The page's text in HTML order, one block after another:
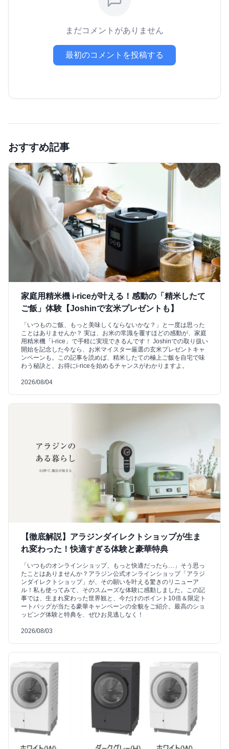
まだコメントがありません
最初のコメントを投稿する
おすすめ記事
家庭用精米機 i-riceが叶える！感動の「精米したて
ご飯」体験【Joshinで玄米プレゼントも】
「いつものご飯、もっと美味しくならないかな？」と一度は思った
ことはありませんか？ 実は、お米の常識を覆すほどの感動が、家庭
用精米機「i-rice」で手軽に実現できるんです！ Joshinでの取り扱い
開始を記念した今なら、お米マイスター厳選の玄米プレゼントキャ
ンペーンも。この記事を読めば、精米したての極上ご飯を自宅で味
わう秘訣と、お得にi-riceを始めるチャンスがわかりますよ。
2026/08/04
【徹底解説】アラジンダイレクトショップが生ま
れ変わった！快適すぎる体験と豪華特典
「いつものオンラインショップ、もっと快適だったら…」そう思っ
たことはありませんか？アラジン公式オンラインショップ「アラジ
ンダイレクトショップ」が、その願いを叶える驚きのリニューア
ル！私も使ってみて、そのスムーズな体験に感動しました。この記
事では、生まれ変わった世界観と、今だけのポイント10倍＆限定ト
ートバッグが当たる豪華キャンペーンの全貌をご紹介。最高のショ
ッピング体験と特典を、ぜひお見逃しなく！
2026/08/03